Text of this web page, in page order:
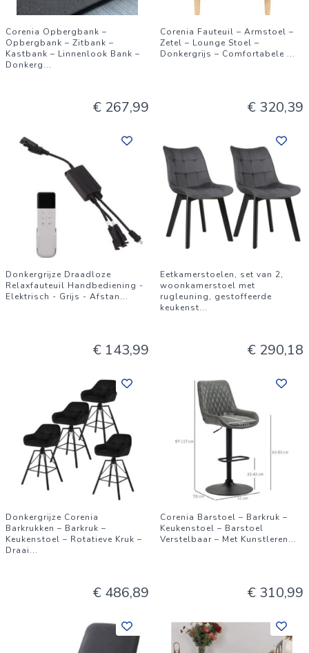
Corenia Opbergbank –
Opbergbank – Zitbank –
Kastbank – Linnenlook Bank –
Donkerg...
€ 267,99
Corenia Fauteuil – Armstoel –
Zetel – Lounge Stoel –
Donkergrijs – Comfortabele ...
€ 320,39
Donkergrijze Draadloze
Relaxfauteuil Handbediening -
Elektrisch - Grijs - Afstan...
€ 143,99
Eetkamerstoelen, set van 2,
woonkamerstoel met
rugleuning, gestoffeerde
keukenst...
€ 290,18
Donkergrijze Corenia
Barkrukken – Barkruk –
Keukenstoel – Rotatieve Kruk –
Draai...
€ 486,89
Corenia Barstoel – Barkruk –
Keukenstoel – Barstoel
Verstelbaar – Met Kunstleren...
€ 310,99